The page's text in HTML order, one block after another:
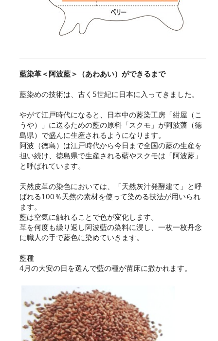
藍染革＜阿波藍＞（あわあい）ができるまで
藍染めの技術は、古く5世紀に日本に入ってきました。
やがて江戸時代になると、日本中の藍染工房「紺屋（こ
うや）」に送るための藍の原料「スクモ」が阿波藩（徳
島県）で盛んに生産されるようになります。
阿波（徳島）は江戸時代から今日まで全国の藍の生産を
担い続け、徳島県で生産される藍やスクモは「阿波藍」
と呼ばれています。
天然皮革の染色においては、「天然灰汁発酵建て」と呼
ばれる100％天然の素材を使って染める技法が用いられ
ます。
藍は空気に触れることで色が変化します。
革を何度も繰り返し阿波藍の染料に浸し、一枚一枚丹念
に職人の手で藍色に染めていきます。
藍種
4月の大安の日を選んで藍の種が苗床に撒かれます。